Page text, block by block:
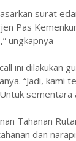
surat
Pas
ungkapnya
ini dilakukan
“Jadi, kami
Tahanan
dan